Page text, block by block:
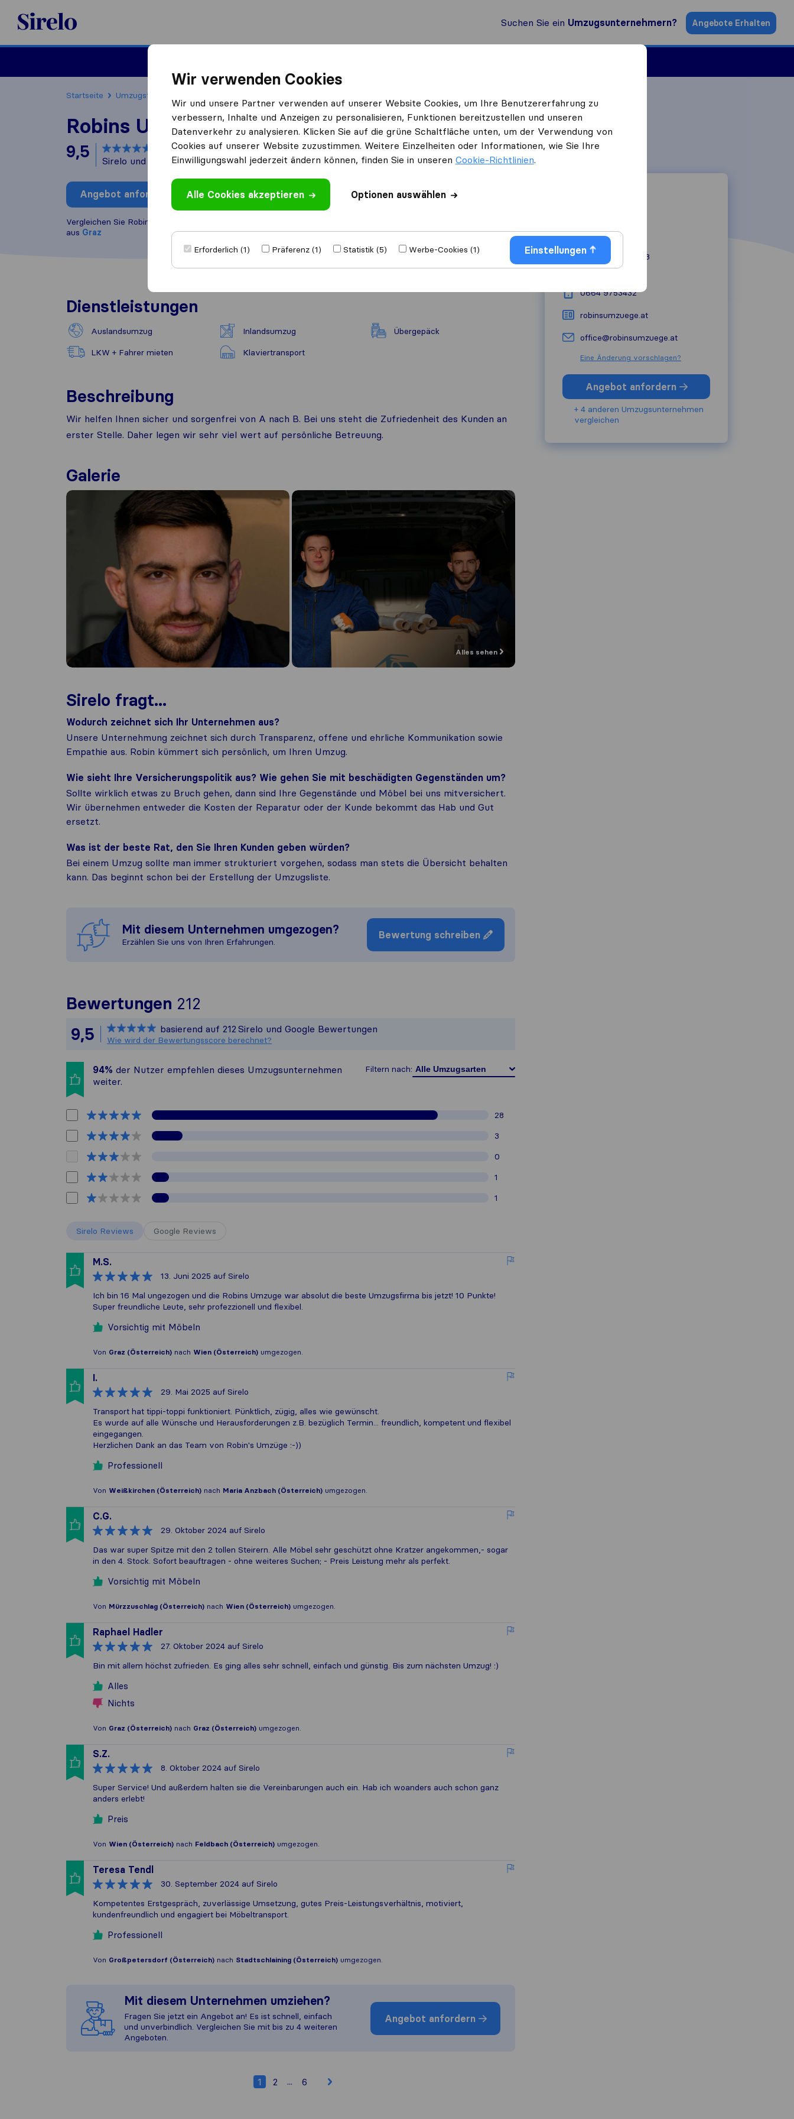
Sirelo.at
Suchen Sie ein Umzugsunternehmern? Angebote Erhalten
Startseite Umzugsfirmen
Robins Umzüge
9,5 basierend auf212
Sirelo und Google Bewertungen
Angebot anfordern Bewertung schreiben
Vergleichen Sie Robins Umzüge mit anderen
aus Graz
Was Kunden sagen
Professionell (10)
Vorsichtig mit Möbeln (3)
Unprofessionell (1)
Dienstleistungen
Auslandsumzug Inlandsumzug
Übergepäck
LKW + Fahrer mieten
Klaviertransport
Beschreibung
Wir helfen Ihnen sicher und sorgenfrei von A nach B. Bei uns steht die Zufriedenheit des Kunden an
erster Stelle. Daher legen wir sehr viel wert auf persönliche Betreuung.
Galerie
Alles sehen
Sirelo fragt...
Wodurch zeichnet sich Ihr Unternehmen aus?
Unsere Unternehmung zeichnet sich durch Transparenz, offene und ehrliche Kommunikation sowie
Empathie aus. Robin kümmert sich persönlich, um Ihren Umzug.
Wie sieht Ihre Versicherungspolitik aus? Wie gehen Sie mit beschädigten Gegenständen um?
Sollte wirklich etwas zu Bruch gehen, dann sind Ihre Gegenstände und Möbel bei uns mitversichert.
Wir übernehmen entweder die Kosten der Reparatur oder der Kunde bekommt das Hab und Gut
ersetzt.
Was ist der beste Rat, den Sie Ihren Kunden geben würden?
Bei einem Umzug sollte man immer strukturiert vorgehen, sodass man stets die Übersicht behalten
kann. Das beginnt schon bei der Erstellung der Umzugsliste.
Mit diesem Unternehmen umgezogen?
Erzählen Sie uns von Ihren Erfahrungen.
Bewertung schreiben
Bewertungen 212
Alle gesammelten Kundenbewertungen von Nutzern von Sirelo unterliegen
9,5 basierend auf 212 Sirelo und Google Bewertungen
Wie wird der Bewertungsscore berechnet?
94% der Nutzer empfehlen dieses Umzugs​unternehmen
weiter.
Filtern nach:
28
3
0
1
1
Sirelo Reviews Google Reviews
M.S.
13. Juni 2025 auf Sirelo
Ich bin 16 Mal ungezogen und die Robins Umzuge war absolut die beste Umzugsfirma bis jetzt! 10 Punkte!
Super freundliche Leute, sehr profezzionell und flexibel.
Vorsichtig mit Möbeln
Von Graz (Österreich) nach Wien (Österreich) umgezogen.
I.
29. Mai 2025 auf Sirelo
Transport hat tippi-toppi funktioniert. Pünktlich, zügig, alles wie gewünscht.
Es wurde auf alle Wünsche und Herausforderungen z.B. bezüglich Termin... freundlich, kompetent und flexibel
eingegangen.
Herzlichen Dank an das Team von Robin's Umzüge :-))
Professionell
Von Weißkirchen (Österreich) nach Maria Anzbach (Österreich) umgezogen.
C.G.
29. Oktober 2024 auf Sirelo
Das war super Spitze mit den 2 tollen Steirern. Alle Möbel sehr geschützt ohne Kratzer angekommen,- sogar
in den 4. Stock. Sofort beauftragen - ohne weiteres Suchen; - Preis Leistung mehr als perfekt.
Vorsichtig mit Möbeln
Von Mürzzuschlag (Österreich) nach Wien (Österreich) umgezogen.
Raphael Hadler
27. Oktober 2024 auf Sirelo
Bin mit allem höchst zufrieden. Es ging alles sehr schnell, einfach und günstig. Bis zum nächsten Umzug! :)
Alles
Nichts
Von Graz (Österreich) nach Graz (Österreich) umgezogen.
S.Z.
8. Oktober 2024 auf Sirelo
Super Service! Und außerdem halten sie die Vereinbarungen auch ein. Hab ich woanders auch schon ganz
anders erlebt!
Preis
Von Wien (Österreich) nach Feldbach (Österreich) umgezogen.
Teresa Tendl
30. September 2024 auf Sirelo
Kompetentes Erstgespräch, zuverlässige Umsetzung, gutes Preis-Leistungsverhältnis, motiviert,
kundenfreundlich und engagiert bei Möbeltransport.
Professionell
Von Großpetersdorf (Österreich) nach Stadtschlaining (Österreich) umgezogen.
Mit diesem Unternehmen umziehen?
Fragen Sie jetzt ein Angebot an! Es ist schnell, einfach
und unverbindlich. Vergleichen Sie mit bis zu 4 weiteren
Angeboten.
Angebot anfordern
1 2 ... 6
Bergmanngasse 3
8010 Graz
0664 9753432
robinsumzuege.at
office@robinsumzuege.at
Eine Änderung vorschlagen?
Angebot anfordern
+ 4 anderen Umzugs​unternehmen
vergleichen
Wir verwenden Cookies
Wir und unsere Partner verwenden auf unserer Website Cookies, um Ihre Benutzererfahrung zu
verbessern, Inhalte und Anzeigen zu personalisieren, Funktionen bereitzustellen und unseren
Datenverkehr zu analysieren. Klicken Sie auf die grüne Schaltfläche unten, um der Verwendung von
Cookies auf unserer Website zuzustimmen. Weitere Einzelheiten oder Informationen, wie Sie Ihre
Einwilligungswahl jederzeit ändern können, finden Sie in unseren Cookie-Richtlinien.
Alle Cookies akzeptieren Optionen auswählen
Erforderlich (1) Präferenz (1) Statistik (5) Werbe-Cookies (1) Einstellungen